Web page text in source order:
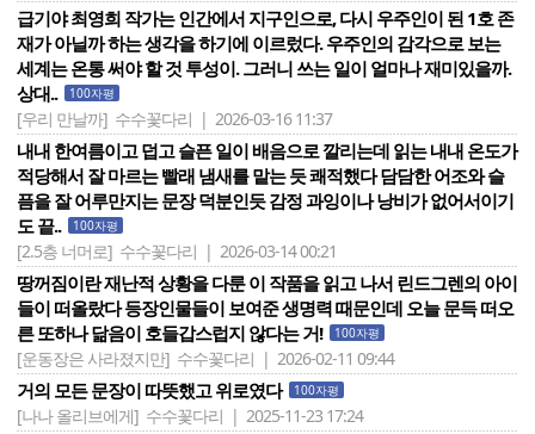
급기야 최영희 작가는 인간에서 지구인으로, 다시 우주인이 된 1호 존
재가 아닐까 하는 생각을 하기에 이르렀다. 우주인의 감각으로 보는
세계는 온통 써야 할 것 투성이. 그러니 쓰는 일이 얼마나 재미있을까.
상대..
100자평
[우리 만날까] 수수꽃다리 | 2026-03-16 11:37
내내 한여름이고 덥고 슬픈 일이 배음으로 깔리는데 읽는 내내 온도가
적당해서 잘 마르는 빨래 냄새를 맡는 듯 쾌적했다 담담한 어조와 슬
픔을 잘 어루만지는 문장 덕분인듯 감정 과잉이나 낭비가 없어서이기
도 끝..
100자평
[2.5층 너머로] 수수꽃다리 | 2026-03-14 00:21
땅꺼짐이란 재난적 상황을 다룬 이 작품을 읽고 나서 린드그렌의 아이
들이 떠올랐다 등장인물들이 보여준 생명력 때문인데 오늘 문득 떠오
른 또하나 닮음이 호들갑스럽지 않다는 거!
100자평
[운동장은 사라졌지만] 수수꽃다리 | 2026-02-11 09:44
거의 모든 문장이 따뜻했고 위로였다 100자평
[나나 올리브에게] 수수꽃다리 | 2025-11-23 17:24